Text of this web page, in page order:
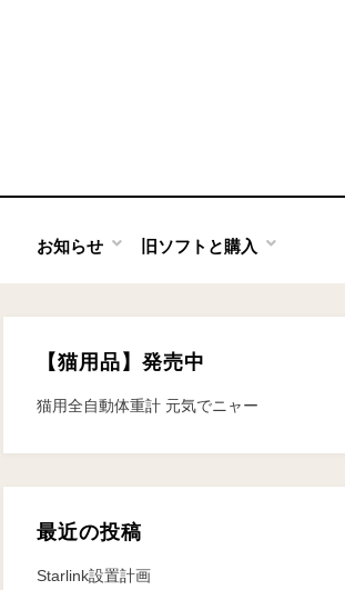
お知らせ 旧ソフトと購入
【猫用品】発売中
猫用全自動体重計 元気でニャー
最近の投稿
Starlink設置計画